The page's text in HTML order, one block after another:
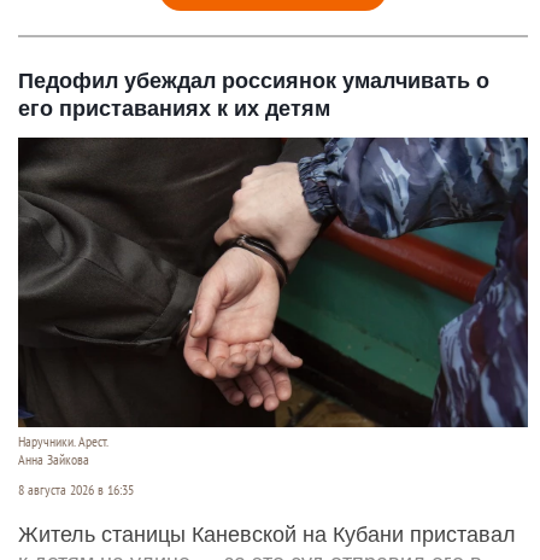
Педофил убеждал россиянок умалчивать о
его приставаниях к их детям
Наручники. Арест.
Анна Зайкова
8 августа 2026 в 16:35
Житель станицы Каневской на Кубани приставал